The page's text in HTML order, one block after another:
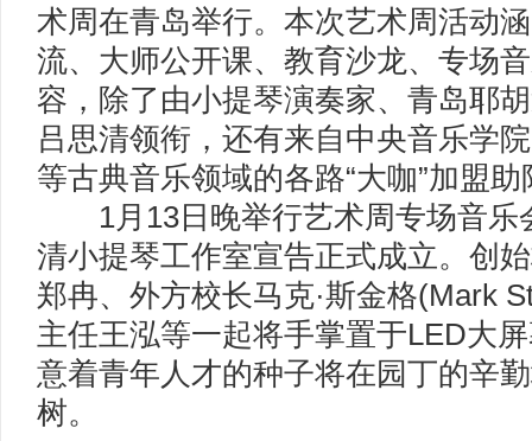
术周在青岛举行。本次艺术周活动
流、大师公开课、教育沙龙、专场
容，除了由小提琴演奏家、青岛耶
吕思清领衔，还有来自中央音乐学
等古典音乐领域的各路“大咖”加盟助
1月13日晚举行艺术周专场音乐
清小提琴工作室宣告正式成立。创
郑冉、外方校长马克·斯金格(Mark
主任王泓等一起将手掌置于LED大
意着青年人才的种子将在园丁的辛
树。